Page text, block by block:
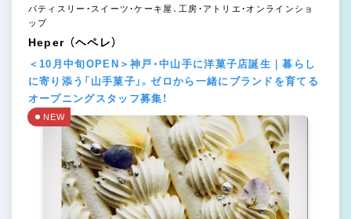
パティスリー・スイーツ・ケーキ屋、工房・アトリエ・オンラインショ
ップ
Heper （ヘペレ）
＜10月中旬OPEN＞神戸・中山手に洋菓子店誕生｜暮らし
に寄り添う「山手菓子」。ゼロから一緒にブランドを育てる
オープニングスタッフ募集！
NEW